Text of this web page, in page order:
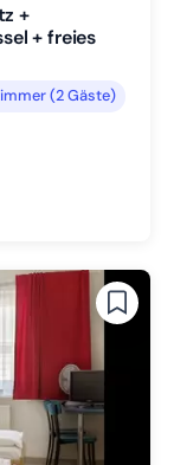
+
+ freies
(2 Gäste)